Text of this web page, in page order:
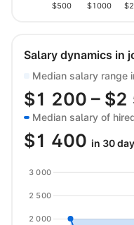
$500 $1000
Salary dynamics in
Median salary range
$1 200 – $2
Median salary of
$1 400 in 30
2 000
2 500
3 000